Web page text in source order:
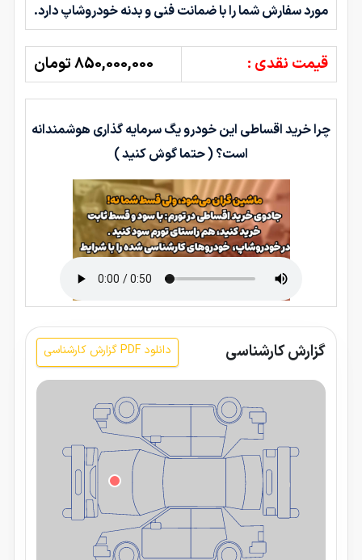
مورد سفارش شما را با ضمانت فنی و بدنه خودروشاپ دارد.
قیمت نقدی : 850,000,000 تومان
چرا خرید اقساطی این خودرو یگ سرمایه گذاری هوشمندانه
است؟ ( حتما گوش کنید )
گزارش کارشناسی دانلود PDF گزارش کارشناسی